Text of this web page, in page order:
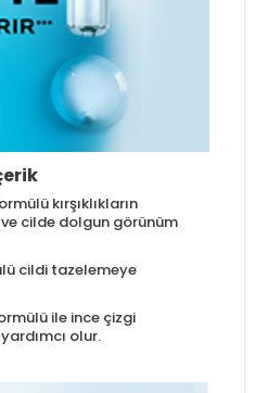
kırşıklıkların
cilde dolgun görünüm
cildi tazelemeye
ile ince çizgi
olur.